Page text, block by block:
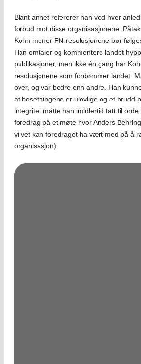
Blant annet refererer han ved hver
forbud mot disse organisasjonene.
Kohn mener FN-resolusjonene bør
Han omtaler og kommentere landet
publikasjoner, men ikke én gang har
resolusjonene som fordømmer landet.
over, og var bedre enn andre. Han
at bosetningene er ulovlige og et brudd
integritet måtte han imidlertid tatt til
foredrag på et møte hvor Anders
vi vet kan foredraget ha vært med på å
organisasjon).